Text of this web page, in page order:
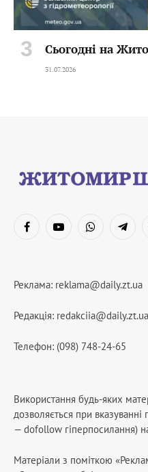
Сьогодні на
31.07.2026
FacebookYouTubeWhatsApp
Реклама: reklama@daily.zt.ua
Редакція: redakciia@daily.zt.ua
Телефон: (098) 748-24-65
Використання будь-яких
дозволяється при
— dofollow гіперпосилання)
Матеріали з поміткою